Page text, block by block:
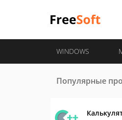
WINDOWS
Популярные